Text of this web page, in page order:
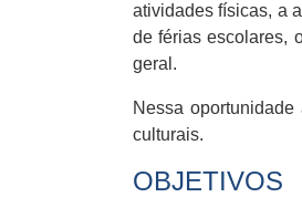
atividades físicas, a
de férias escolares,
geral.
Nessa
culturais.
OBJETIVOS